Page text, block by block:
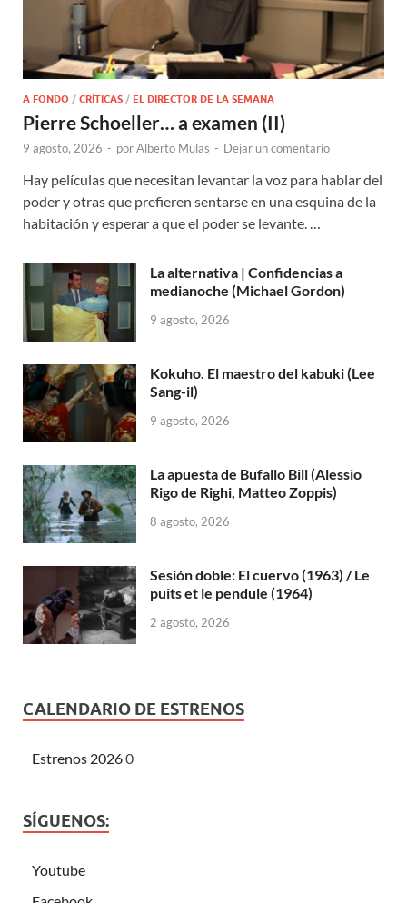
A FONDO / CRÍTICAS / EL DIRECTOR DE LA SEMANA
Pierre Schoeller… a examen (II)
9 agosto, 2026 - porAlberto Mulas - Dejar un comentario
Hay películas que necesitan levantar la voz para hablar del
poder y otras que prefieren sentarse en una esquina de la
habitación y esperar a que el poder se levante. …
La alternativa | Confidencias a
medianoche (Michael Gordon)
9 agosto, 2026
Kokuho. El maestro del kabuki (Lee
Sang-il)
9 agosto, 2026
La apuesta de Bufallo Bill (Alessio
Rigo de Righi, Matteo Zoppis)
8 agosto, 2026
Sesión doble: El cuervo (1963) / Le
puits et le pendule (1964)
2 agosto, 2026
CALENDARIO DE ESTRENOS
Estrenos 20260
SÍGUENOS:
Youtube